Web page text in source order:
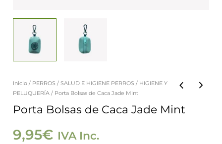
Inicio / PERROS /SALUD E HIGIENE PERROS / HIGIENE Y
PELUQUERÍA / Porta Bolsas de Caca Jade Mint
Porta Bolsas de Caca Jade Mint
9,95€ IVA Inc.